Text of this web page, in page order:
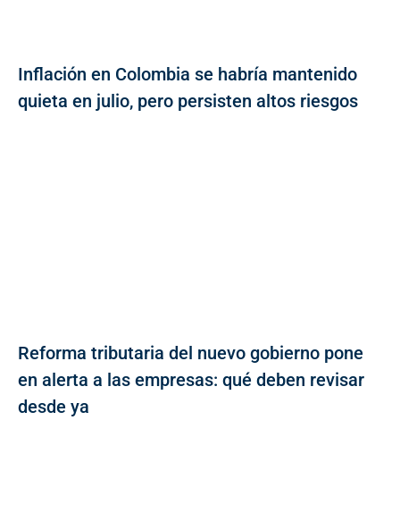
Inflación en Colombia se habría mantenido
quieta en julio, pero persisten altos riesgos
Reforma tributaria del nuevo gobierno pone
en alerta a las empresas: qué deben revisar
desde ya